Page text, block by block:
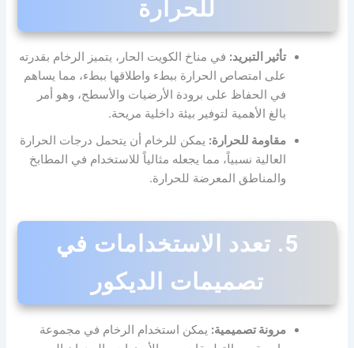
للحرارة
تأثير التبريد: في مناخ الكويت الحار، يتميز الرخام بقدرته
على امتصاص الحرارة ببطء واطلاقها ببطء، مما يساهم
في الحفاظ على برودة الأرضيات والأسطح، وهو أمر
بالغ الأهمية لتوفير بيئة داخلية مريحة.
مقاومة للحرارة: يمكن للرخام أن يتحمل درجات الحرارة
العالية نسبياً، مما يجعله مثالياً للاستخدام في المطابخ
والمناطق المعرضة للحرارة.
5. تعدد الاستخدامات في
تصميمات الديكور
مرونة تصميمية: يمكن استخدام الرخام في مجموعة